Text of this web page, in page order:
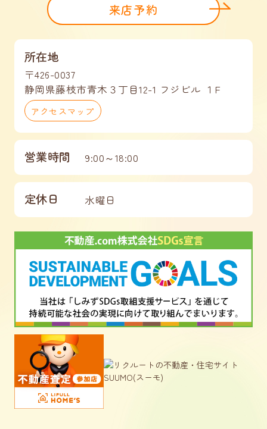
来店予約
所在地
〒426-0037
静岡県藤枝市青木３丁目12-1 フジビル １F
アクセスマップ
営業時間 9:00～18:00
定休日 水曜日